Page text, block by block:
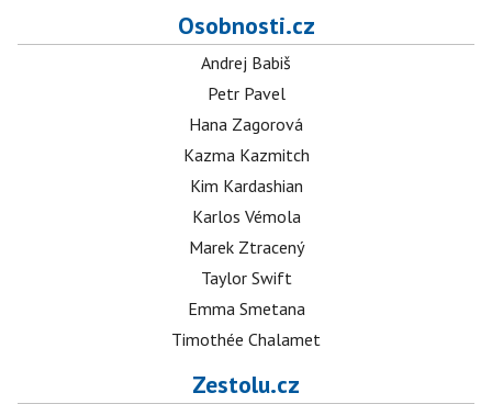
Osobnosti.cz
Andrej Babiš
Petr Pavel
Hana Zagorová
Kazma Kazmitch
Kim Kardashian
Karlos Vémola
Marek Ztracený
Taylor Swift
Emma Smetana
Timothée Chalamet
Zestolu.cz